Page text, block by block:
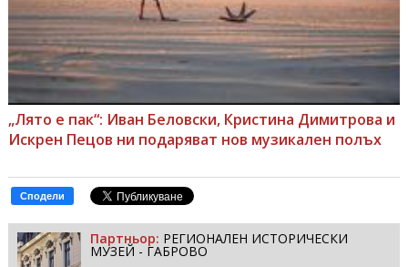
„Лято е пак“: Иван Беловски, Кристина Димитрова и
Искрен Пецов ни подаряват нов музикален полъх
Сподели
Партньор: РЕГИОНАЛЕН ИСТОРИЧЕСКИ
МУЗЕЙ - ГАБРОВО